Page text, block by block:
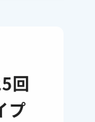
回
プ